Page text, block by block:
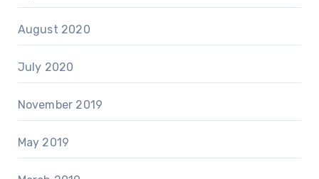
August 2020
July 2020
November 2019
May 2019